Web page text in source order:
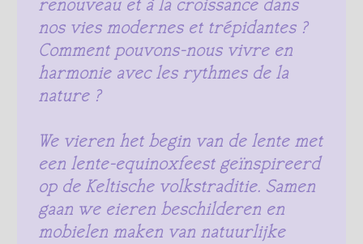
renouveau et à la croissance dans
nos vies modernes et trépidantes ?
Comment pouvons-nous vivre en
harmonie avec les rythmes de la
nature ?
We vieren het begin van de lente met
een lente-equinoxfeest geïnspireerd
op de Keltische volkstraditie. Samen
gaan we eieren beschilderen en
mobielen maken van natuurlijke